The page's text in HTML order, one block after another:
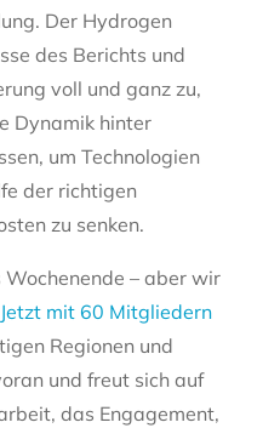
Der Hydrogen
des Berichts und
voll und ganz zu,
Dynamik hinter
um Technologien
der richtigen
zu senken.
– aber wir
Jetzt mit 60 Mitgliedern
Regionen und
und freut sich auf
das Engagement,